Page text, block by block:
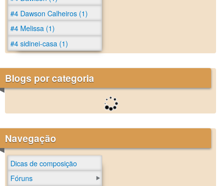
#4 Dawson Calheiros (1)
#4 Melissa (1)
#4 sidinei-casa (1)
Blogs por categoria
Navegação
Dicas de composição
Fóruns